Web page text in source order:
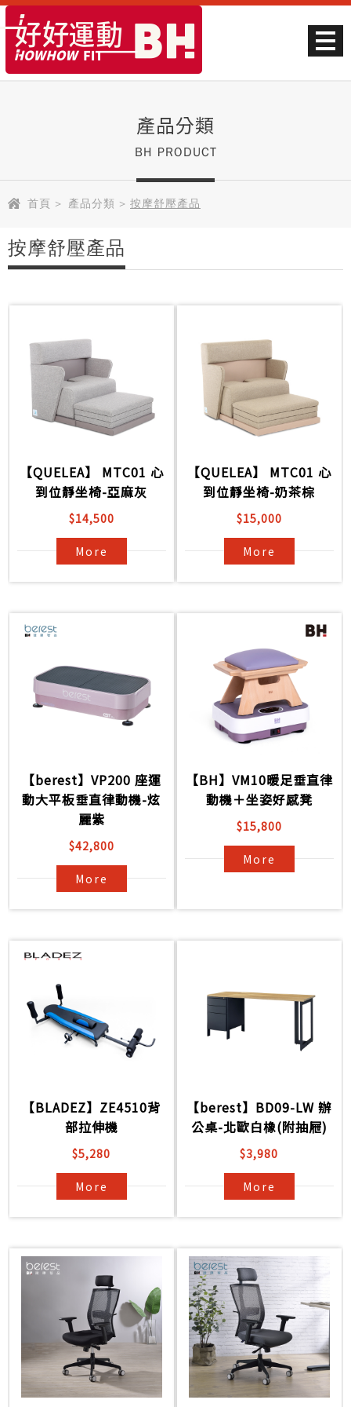
產品分類
BH PRODUCT
首頁 > 產品分類 > 按摩舒壓產品
按摩舒壓產品
【QUELEA】 MTC01 心
到位靜坐椅-亞麻灰
$14,500
More
【QUELEA】 MTC01 心
到位靜坐椅-奶茶棕
$15,000
More
【berest】VP200 座運
動大平板垂直律動機-炫
麗紫
$42,800
More
【BH】VM10暖足垂直律
動機＋坐姿好感凳
$15,800
More
【BLADEZ】ZE4510背
部拉伸機
$5,280
More
【berest】BD09-LW 辦
公桌-北歐白橡(附抽屜)
$3,980
More